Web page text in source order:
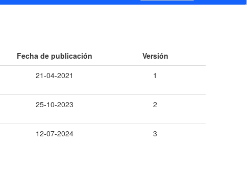
Fecha de publicación
Versión
21-04-2021 1
25-10-2023 2
12-07-2024 3